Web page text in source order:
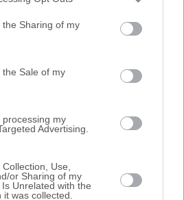
and store information including but
usage behaviour. You may click to
Google and its third-party tags to
purposes in below Google
Sharing of my
Sale of my
my
Advertising.
Use,
or Sharing of my
Unrelated with the
was collected.
114.000€
μονάδα 2.863 τ.μ.
Κοζάνης
κατοικιών στην